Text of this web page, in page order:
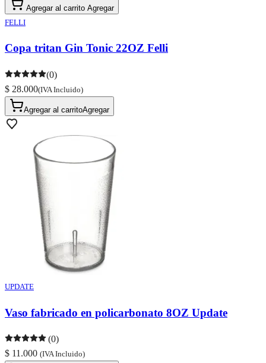
Agregar al carrito Agregar
FELLI
Copa tritan Gin Tonic 22OZ Felli
(0)
$ 28.000(IVA Incluido)
Agregar al carritoAgregar
UPDATE
Vaso fabricado en policarbonato 8OZ Update
(0)
$ 11.000 (IVA Incluido)